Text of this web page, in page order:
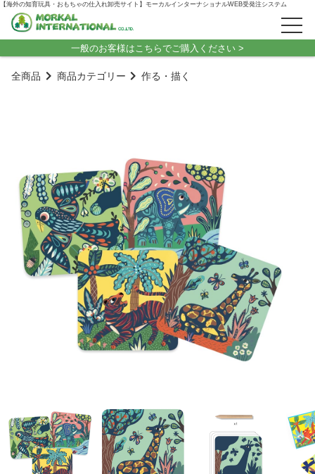
【海外の知育玩具・おもちゃの仕入れ卸売サイト】モーカルインターナショナルWEB受発注システム
一般のお客様はこちらでご購入ください >
全商品 商品カテゴリー 作る・描く